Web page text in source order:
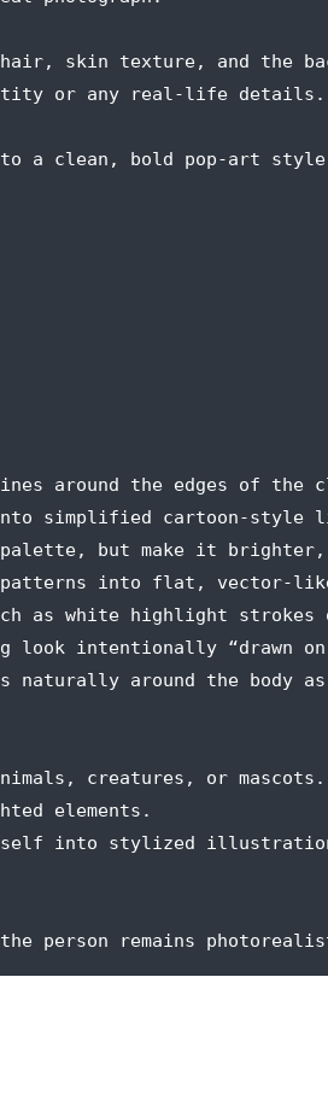
hair, skin texture, and the
or any real-life details.
into a clean, bold pop-art
around the edges of the
simplified cartoon-style
but make it brighter,
into flat, vector-
as white highlight
look intentionally “drawn
naturally around the body
creatures, or mascots.
elements.
into stylized
the person remains